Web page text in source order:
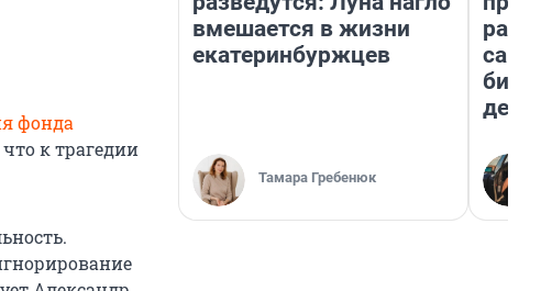
фонда
что к трагедии
вмешается в жизни
екатеринбуржцев
Тамара Гребенюк